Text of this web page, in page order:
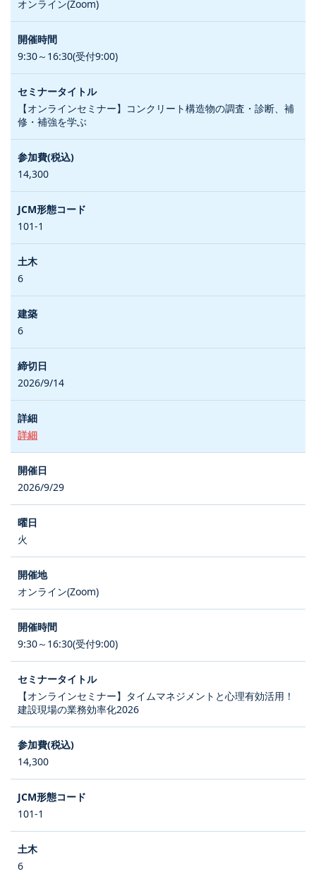
オンライン(Zoom)
9:30～16:30(受付9:00)
【オンラインセミナー】コンクリート構造物の調査・診断、補
修・補強を学ぶ
14,300
101-1
6
6
2026/9/14
詳細
2026/9/29
火
オンライン(Zoom)
9:30～16:30(受付9:00)
【オンラインセミナー】タイムマネジメントと心理有効活用！
建設現場の業務効率化2026
14,300
101-1
6